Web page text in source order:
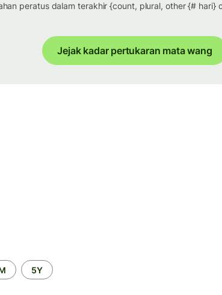
peratus dalam terakhir {count, plural, other {# hari}
Jejak kadar pertukaran mata wang
5Y